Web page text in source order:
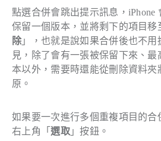
點選合併會跳出提示訊息，iPhone
保留一個版本，並將剩下的項目移
除」，也就是說如果合併後也不用
見，除了會有一張被保留下來、最
本以外，需要時還能從刪除資料夾
原。
如果要一次進行多個重複項目的合
右上角「選取」按鈕。